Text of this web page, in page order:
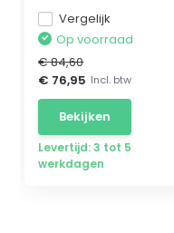
Vergelijk
Op voorraad
€ 84,60
€ 76,95 Incl. btw
Bekijken
Levertijd: 3 tot 5
werkdagen